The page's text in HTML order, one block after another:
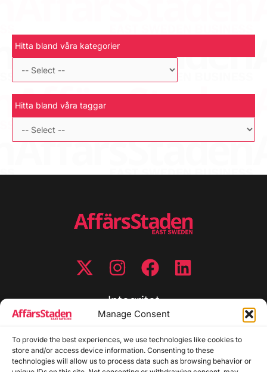
Manage Consent
To provide the best experiences, we use technologies like cookies to
store and/or access device information. Consenting to these
technologies will allow us to process data such as browsing behavior or
Hitta bland våra kategorier
Hitta bland våra taggar
Integritet
Cookiepolicy
Disclaimer
Redaktionell policy